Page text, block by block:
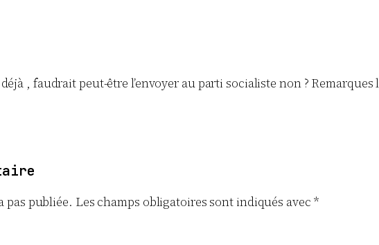
déjà , faudrait peut-être l’envoyer au parti socialiste non ?
pas publiée. Les champs obligatoires sont indiqués avec *